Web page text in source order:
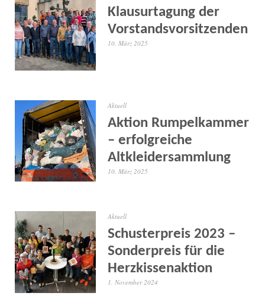
Klausurtagung der
Vorstandsvorsitzenden
10. März 2025
Aktuell
Aktion Rumpelkammer
– erfolgreiche
Altkleidersammlung
10. März 2025
Aktuell
Schusterpreis 2023 –
Sonderpreis für die
Herzkissenaktion
1. November 2024